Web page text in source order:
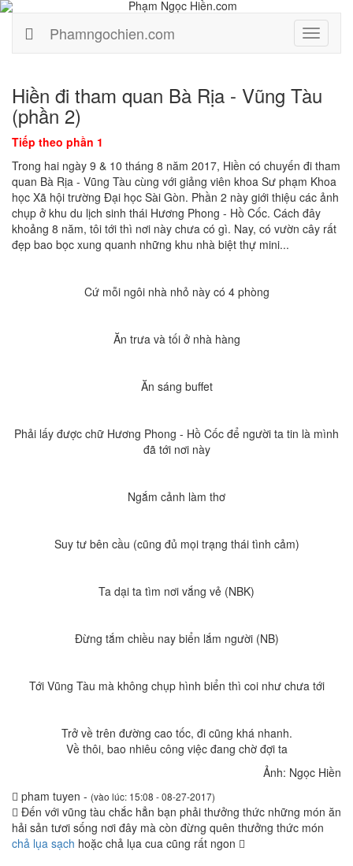
Menu
Phamngochien.com
Hiền đi tham quan Bà Rịa - Vũng Tàu
(phần 2)
Tiếp theo phần 1
Trong hai ngày 9 & 10 tháng 8 năm 2017, Hiền có chuyến đi tham
quan Bà Rịa - Vũng Tàu cùng với giảng viên khoa Sư phạm Khoa
học Xã hội trường Đại học Sài Gòn. Phần 2 này giới thiệu các ảnh
chụp ở khu du lịch sinh thái Hương Phong - Hồ Cốc. Cách đây
khoảng 8 năm, tôi tới thì nơi này chưa có gì. Nay, có vườn cây rất
đẹp bao bọc xung quanh những khu nhà biệt thự mini...
Cứ mỗi ngôi nhà nhỏ này có 4 phòng
Ăn trưa và tối ở nhà hàng
Ăn sáng buffet
Phải lấy được chữ Hương Phong - Hồ Cốc để người ta tin là mình
đã tới nơi này
Ngắm cảnh làm thơ
Suy tư bên cầu (cũng đủ mọi trạng thái tình cảm)
Ta dại ta tìm nơi vắng vẻ (NBK)
Đừng tắm chiều nay biển lắm người (NB)
Tới Vũng Tàu mà không chụp hình biển thì coi như chưa tới
Trở về trên đường cao tốc, đi cũng khá nhanh.
Về thôi, bao nhiêu công việc đang chờ đợi ta
Ảnh: Ngọc Hiền
pham tuyen - (vào lúc: 15:08 - 08-27-2017)
Đến với vũng tàu chắc hẳn bạn phải thưởng thức những món ăn
hải sản tươi sống nơi đây mà còn đừng quên thưởng thức món
chả lụa sạch hoặc chả lụa cua cũng rất ngon